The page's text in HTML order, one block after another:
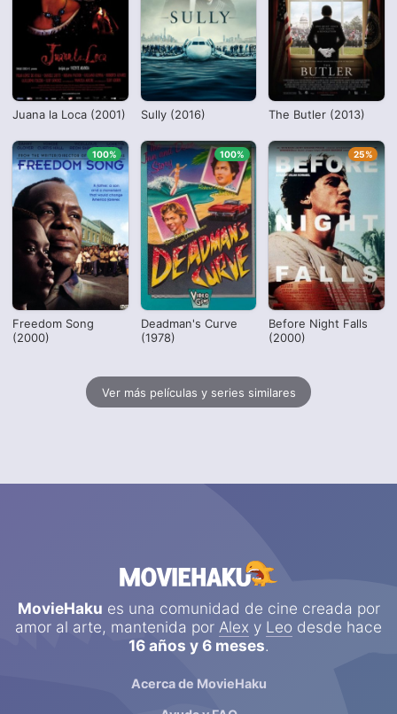
Juana la Loca (2001) Sully (2016) The Butler (2013)
Freedom Song
(2000)
100%
Deadman's Curve
(1978)
100%
Before Night Falls
(2000)
25%
Ver más películas y series similares
MovieHaku es una comunidad de cine creada por
amor al arte, mantenida por Alex y Leo desde hace
16 años y 6 meses.
Acerca de MovieHaku